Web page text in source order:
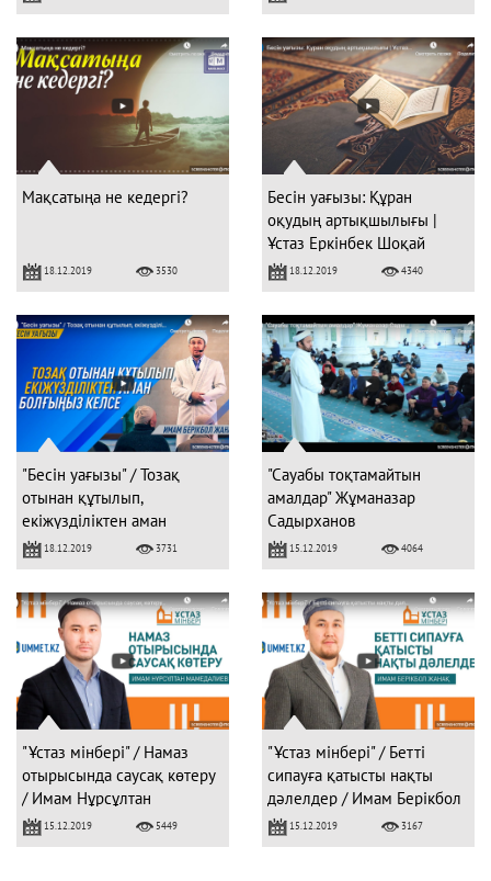
Мақсатыңа не кедергі?
18.12.2019 3530
Бесін уағызы: Құран
оқудың артықшылығы |
Ұстаз Еркінбек Шоқай
18.12.2019 4340
"Бесін уағызы" / Тозақ
отынан құтылып,
екiжүздiлiктен аман
болғыңыз келсе / Имам
Берікбол ЖАНАҚ
18.12.2019 3731
"Сауабы тоқтамайтын
амалдар" Жұманазар
Садырханов
15.12.2019 4064
"Ұстаз мінбері" / Намаз
отырысында саусақ көтеру
/ Имам Нұрсұлтан
МАМЕДАЛИЕВ
15.12.2019 5449
"Ұстаз мінбері" / Бетті
сипауға қатысты нақты
дәлелдер / Имам Берікбол
ЖАНАҚ
15.12.2019 3167